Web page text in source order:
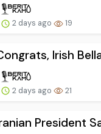
2 days ago 19
Irish
2 days ago 21
President